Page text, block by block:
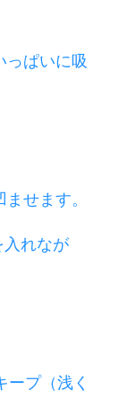
っぱいに吸
せます。
入れなが
ープ（浅く